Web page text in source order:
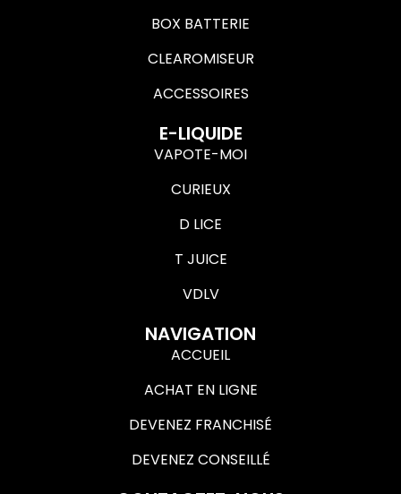
BOX BATTERIE
CLEAROMISEUR
ACCESSOIRES
E-LIQUIDE
VAPOTE-MOI
CURIEUX
D LICE
T JUICE
VDLV
NAVIGATION
ACCUEIL
ACHAT EN LIGNE
DEVENEZ FRANCHISÉ
DEVENEZ CONSEILLÉ